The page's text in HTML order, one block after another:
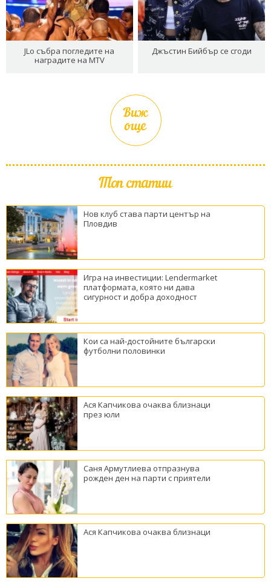
JLo събра погледите на
наградите на MTV
Джъстин Бийбър се сгоди
Виж
още
Топ статии
Нов клуб става парти център на
Пловдив
Игра на инвестиции: Lendermarket
платформата, която ни дава
сигурност и добра доходност
Кои са най-достойните български
футболни половинки
Ася Капчикова очаква близнаци
през юли
Саня Армутлиева отпразнува
рожден ден на парти с приятели
Ася Капчикова очаква близнаци